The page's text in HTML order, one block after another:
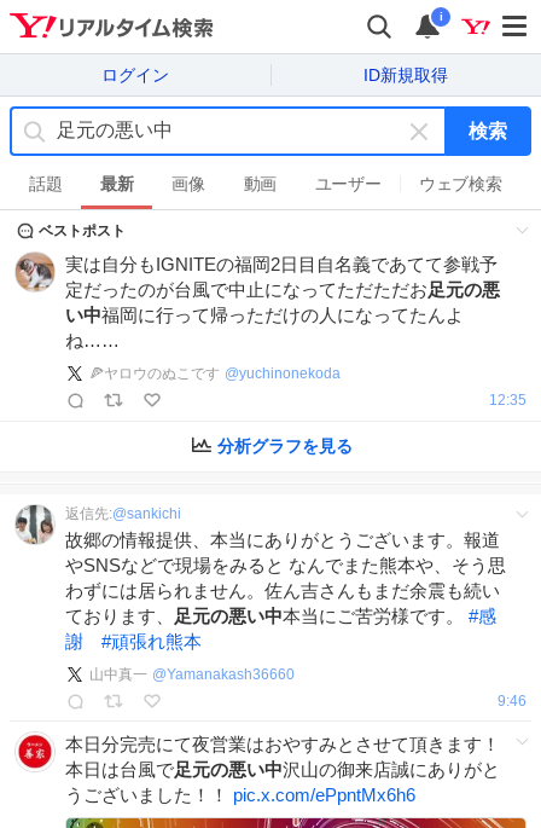
i
ログイン ID新規取得
キ
ー
ワ
ド
を
消
検索
話題 最新 画像 動画 ユーザー ウェブ検索
ベストポスト
実は自分もIGNITEの福岡2日目自名義であてて参戦予
定だったのが台風で中止になってただただお足元の悪
い中福岡に行って帰っただけの人になってたんよ
ね……
🍕ヤロウのぬこです @yuchinonekoda
12:35
分析グラフを見る
返信先:@sankichi
故郷の情報提供、本当にありがとうございます。報道
やSNSなどで現場をみると なんでまた熊本や、そう思
わずには居られません。佐ん吉さんもまだ余震も続い
ております、
足元の悪い中本当にご苦労様です。 #感
謝
#頑張れ熊本
山中真一 @Yamanakash36660
9:46
本日分完売にて夜営業はおやすみとさせて頂きます！
本日は台風で足元の悪い中沢山の御来店誠にありがと
うございました！！ pic.x.com/ePpntMx6h6